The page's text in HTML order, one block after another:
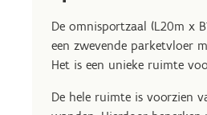
De omnisportzaal (L20m x
een zwevende parketvloer
Het is een unieke ruimte
De hele ruimte is voorzien